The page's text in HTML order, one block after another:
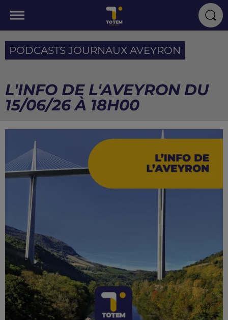
PODCASTS JOURNAUX AVEYRON
L'INFO DE L'AVEYRON DU
15/06/26 À 18H00